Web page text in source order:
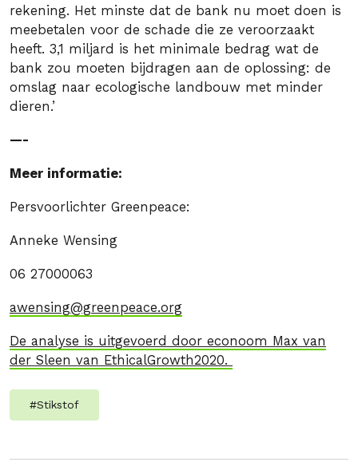
rekening. Het minste dat de bank nu moet doen is
meebetalen voor de schade die ze veroorzaakt
heeft. 3,1 miljard is het minimale bedrag wat de
bank zou moeten bijdragen aan de oplossing: de
omslag naar ecologische landbouw met minder
dieren.’
—-
Meer informatie:
Persvoorlichter Greenpeace:
Anneke Wensing
06 27000063
awensing@greenpeace.org
De analyse is uitgevoerd door econoom Max van
der Sleen van EthicalGrowth2020.
#Stikstof